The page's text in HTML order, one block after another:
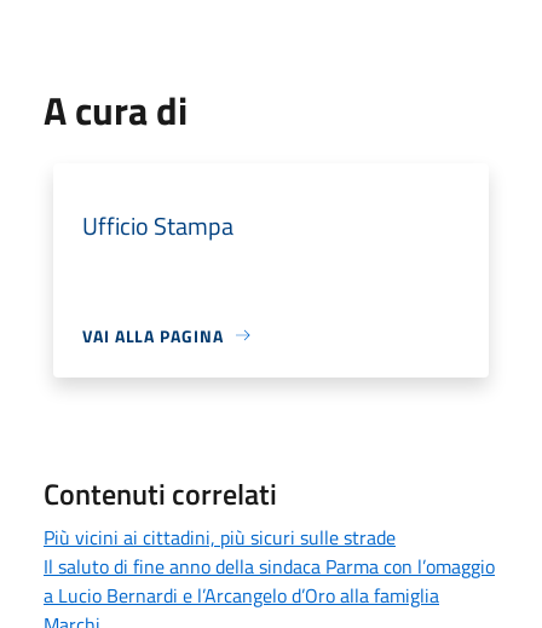
A cura di
Ufficio Stampa
VAI ALLA PAGINA
Contenuti correlati
Più vicini ai cittadini, più sicuri sulle strade
Il saluto di fine anno della sindaca Parma con l’omaggio
a Lucio Bernardi e l’Arcangelo d’Oro alla famiglia